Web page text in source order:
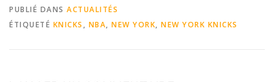
PUBLIÉ DANS ACTUALITÉS
ÉTIQUETÉ KNICKS , NBA, NEW YORK, NEW YORK KNICKS